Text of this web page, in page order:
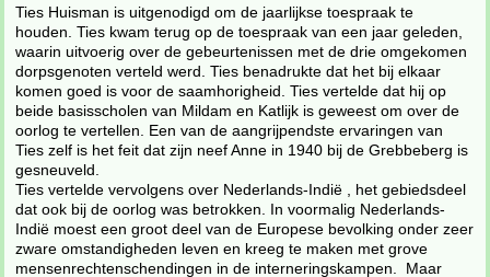
Ties Huisman is uitgenodigd om de jaarlijkse toespraak te
houden. Ties kwam terug op de toespraak van een jaar geleden,
waarin uitvoerig over de gebeurtenissen met de drie omgekomen
dorpsgenoten verteld werd. Ties benadrukte dat het bij elkaar
komen goed is voor de saamhorigheid. Ties vertelde dat hij op
beide basisscholen van Mildam en Katlijk is geweest om over de
oorlog te vertellen. Een van de aangrijpendste ervaringen van
Ties zelf is het feit dat zijn neef Anne in 1940 bij de Grebbeberg is
gesneuveld.
Ties vertelde vervolgens over Nederlands-Indië , het gebiedsdeel
dat ook bij de oorlog was betrokken. In voormalig Nederlands-
Indië moest een groot deel van de Europese bevolking onder zeer
zware omstandigheden leven en kreeg te maken met grove
mensenrechtenschendingen in de interneringskampen. Maar